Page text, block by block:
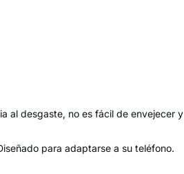
al desgaste, no es fácil de envejecer y
para adaptarse a su teléfono.